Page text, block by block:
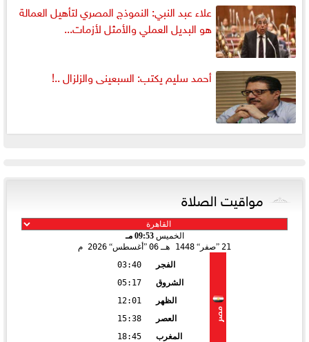
علاء عبد النبي: النموذج المصري لتأهيل العمالة
هو البديل العملي والأمثل لأزمات...
أحمد سليم يكتب: السبعينى والزلزال ..!
مواقيت الصلاة
الخميس09:53 مـ
21
صفر 1448 هـ 06 أغسطس 2026 م
مصر
الفجر
03:40
الشروق
05:17
الظهر
12:01
العصر
15:38
المغرب
18:45